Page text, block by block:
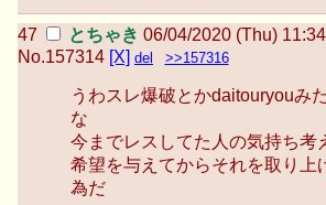
とちゃき 06/04/2020 (Thu)
No.157314 [X] del >>157316
うわスレ爆破とかdaitouryouみ
な
今までレスしてた人の気持ち考
希望を与えてからそれを取り上
為だ